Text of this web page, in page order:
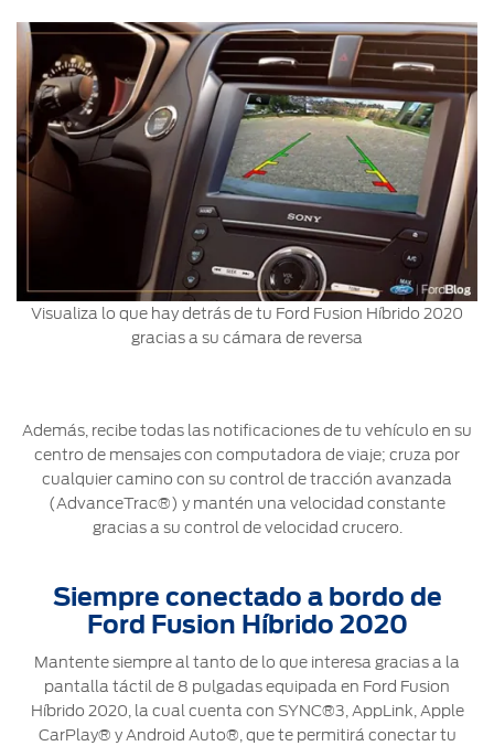
Visualiza lo que hay detrás de tu Ford Fusion Híbrido 2020
gracias a su cámara de reversa
Además, recibe todas las notificaciones de tu vehículo en su
centro de mensajes con computadora de viaje; cruza por
cualquier camino con su control de tracción avanzada
(AdvanceTrac®) y mantén una velocidad constante
gracias a su control de velocidad crucero.
Siempre conectado a bordo de
Ford Fusion Híbrido 2020
Mantente siempre al tanto de lo que interesa gracias a la
pantalla táctil de 8 pulgadas equipada en Ford Fusion
Híbrido 2020, la cual cuenta con SYNC®3, AppLink, Apple
CarPlay® y Android Auto®, que te permitirá conectar tu